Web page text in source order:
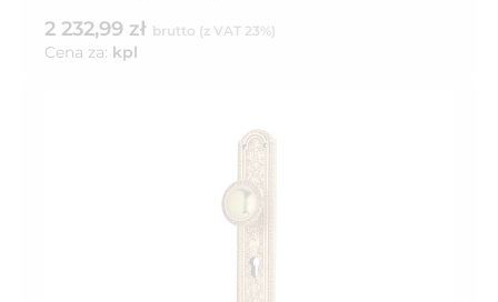
2 232,99 zł brutto (z VAT 23%)
Cena za: kpl